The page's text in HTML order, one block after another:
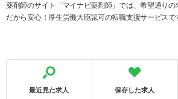
薬剤師のサイト「マイナビ薬剤師」では、希望通り
だから安心！厚生労働大臣認可の転職支援サービスで
最近見た求人 保存した求人